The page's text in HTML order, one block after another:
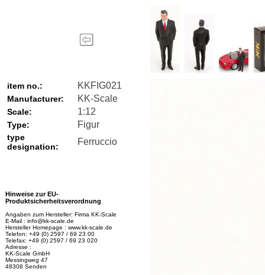
item no.: KKFIG021
Manufacturer: KK-Scale
Scale: 1:12
Type: Figur
type
designation:
Ferruccio
Hinweise zur EU-
Produktsicherheitsverordnung
Angaben zum Hersteller: Firma KK-Scale
E-Mail : info@kk-scale.de
Hersteller Homepage : www.kk-scale.de
Telefon: +49 (0) 2597 / 69 23 00
Telefax: +49 (0) 2597 / 69 23 020
Adresse :
KK-Scale GmbH
Messingweg 47
48308 Senden